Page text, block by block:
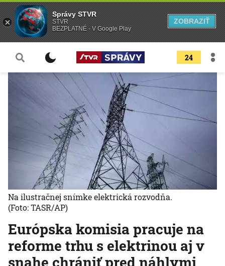
24
Európska komisia pracuje na
reforme trhu s elektrinou aj v
Na ilustračnej snímke elektrická rozvodňa.
(Foto: TASR/AP)
Správy STVR
STVR
BEZPLATNÉ - V Google Play
ZOBRAZIŤ